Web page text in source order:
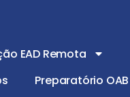
EAD Remota
Preparatório OAB